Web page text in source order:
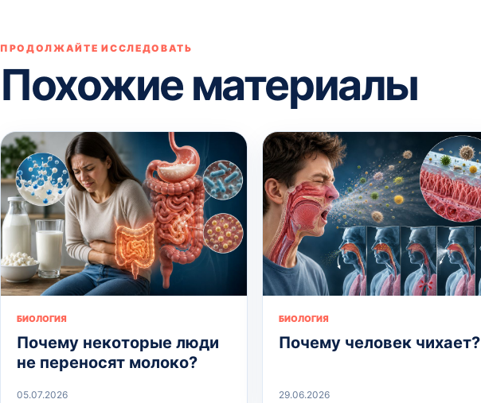
ПРОДОЛЖАЙТЕ ИССЛЕДОВАТЬ
Похожие материалы
БИОЛОГИЯ
Почему некоторые люди
не переносят молоко?
05.07.2026
БИОЛОГИЯ
Почему человек чихает?
29.06.2026